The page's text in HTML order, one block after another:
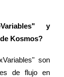
y
Kosmos?
son
de flujo en